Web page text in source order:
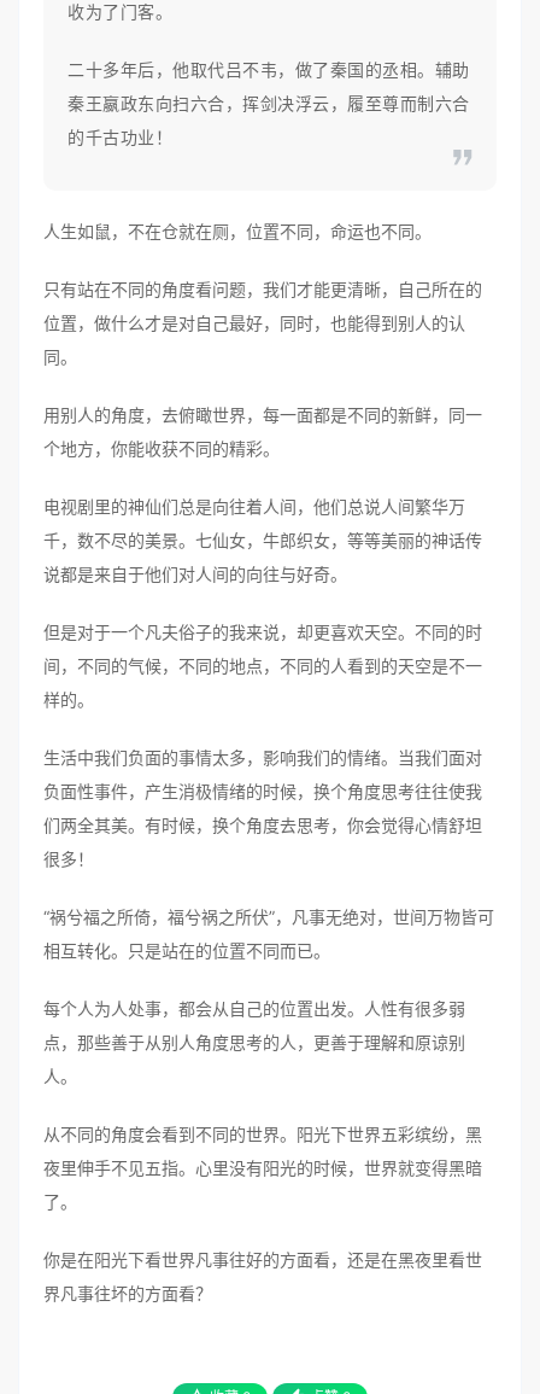
收为了门客。
二十多年后，他取代吕不韦，做了秦国的丞相。辅助
秦王嬴政东向扫六合，挥剑决浮云，履至尊而制六合
的千古功业！
人生如鼠，不在仓就在厕，位置不同，命运也不同。
只有站在不同的角度看问题，我们才能更清晰，自己所在的
位置，做什么才是对自己最好，同时，也能得到别人的认
同。
用别人的角度，去俯瞰世界，每一面都是不同的新鲜，同一
个地方，你能收获不同的精彩。
电视剧里的神仙们总是向往着人间，他们总说人间繁华万
千，数不尽的美景。七仙女，牛郎织女，等等美丽的神话传
说都是来自于他们对人间的向往与好奇。
但是对于一个凡夫俗子的我来说，却更喜欢天空。不同的时
间，不同的气候，不同的地点，不同的人看到的天空是不一
样的。
生活中我们负面的事情太多，影响我们的情绪。当我们面对
负面性事件，产生消极情绪的时候，换个角度思考往往使我
们两全其美。有时候，换个角度去思考，你会觉得心情舒坦
很多！
“祸兮福之所倚，福兮祸之所伏”，凡事无绝对，世间万物皆可
相互转化。只是站在的位置不同而已。
每个人为人处事，都会从自己的位置出发。人性有很多弱
点，那些善于从别人角度思考的人，更善于理解和原谅别
人。
从不同的角度会看到不同的世界。阳光下世界五彩缤纷，黑
夜里伸手不见五指。心里没有阳光的时候，世界就变得黑暗
了。
你是在阳光下看世界凡事往好的方面看，还是在黑夜里看世
界凡事往坏的方面看？